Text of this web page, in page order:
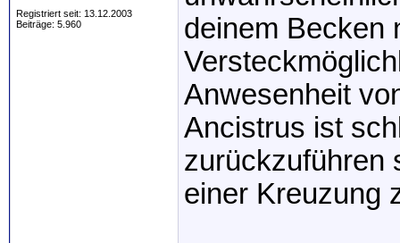
Registriert seit: 13.12.2003
Beiträge: 5.960
deinem Becken
Anwesenheit
Ancistrus ist
zurückzuführen
einer Kreuzung